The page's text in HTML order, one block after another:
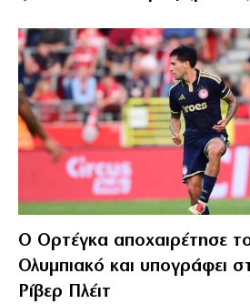
Ο Ορτέγκα αποχαιρέτησε
Ολυμπιακό και υπογράφει
Ρίβερ Πλέιτ